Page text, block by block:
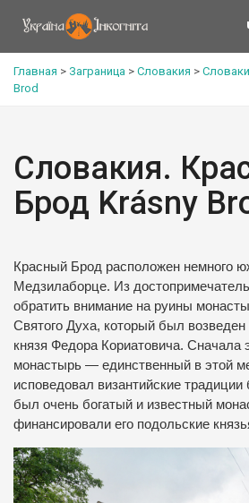
Главная > Заграница > Словакия >
Brod
Словакия.
Брод Krásny
Красный Брод расположен немного
Медзилаборце. Из
обратить внимание на руины
Святого Духа, который был возведен
князя Федора Кориатовича.
монастырь — единственный в этой
исповедовал византийские
был очень богатый и известный
финансировали его подольские